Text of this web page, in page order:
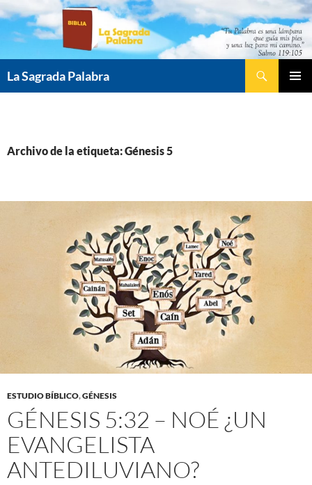
Saltar
contenido
La Sagrada Palabra
Archivo de la etiqueta: Génesis 5
ESTUDIO BÍBLICO,GÉNESIS
GÉNESIS 5:32 – NOÉ ¿UN
EVANGELISTA
ANTEDILUVIANO?